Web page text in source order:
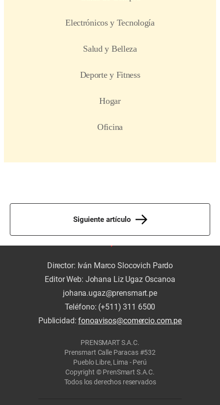
Siguiente artículo
Director: Iván Marco Slocovich Pardo
Editor Web: Johana Liz Ugaz Oscanoa
johana.ugaz@prensmart.pe
Teléfono: (+511) 311 6500
Publicidad:fonoavisos@comercio.com.pe
PRENSMART S.A.C.
Prensmart Calle Paracas #532
Pueblo Libre, Lima - Perú
Copyright © PrenSmart S.A.C.
Todos los derechos reservados